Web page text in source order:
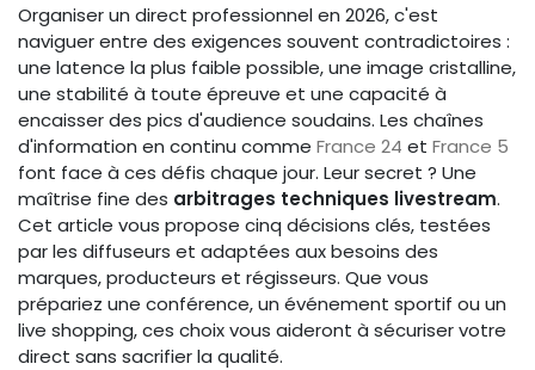
Organiser un direct professionnel en 2026, c'est
naviguer entre des exigences souvent contradictoires :
une latence la plus faible possible, une image cristalline,
une stabilité à toute épreuve et une capacité à
encaisser des pics d'audience soudains. Les chaînes
d'information en continu comme France 24 et France 5
font face à ces défis chaque jour. Leur secret ? Une
maîtrise fine des arbitrages techniques livestream.
Cet article vous propose cinq décisions clés, testées
par les diffuseurs et adaptées aux besoins des
marques, producteurs et régisseurs. Que vous
prépariez une conférence, un événement sportif ou un
live shopping, ces choix vous aideront à sécuriser votre
direct sans sacrifier la qualité.